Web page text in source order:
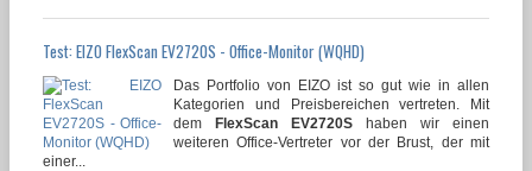
Test: EIZO FlexScan EV2720S - Office-Monitor (WQHD)
Das Portfolio von EIZO ist so gut wie in allen
Kategorien und Preisbereichen vertreten. Mit
dem FlexScan EV2720S haben wir einen
weiteren Office-Vertreter vor der Brust, der mit
einer...